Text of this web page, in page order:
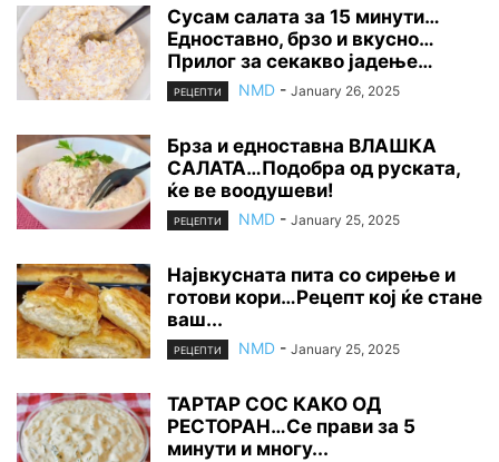
Сусам салата за 15 минути…
Едноставно, брзо и вкусно…
Прилог за секакво јадење…
РЕЦЕПТИ NMD - January 26, 2025
Брза и едноставна ВЛАШКА
САЛАТА…Подобра од руската,
ќе ве воодушеви!
РЕЦЕПТИ NMD - January 25, 2025
Највкусната пита со сирење и
готови кори…Рецепт кој ќе стане
ваш...
РЕЦЕПТИ NMD - January 25, 2025
ТАРТАР СОС КАКО ОД
РЕСТОРАН…Се прави за 5
минути и многу...